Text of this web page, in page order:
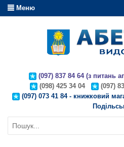
Меню
(097) 837 84 64 (з питань
(098) 425 34 04
(097)
(097) 073 41 84 - книжковий